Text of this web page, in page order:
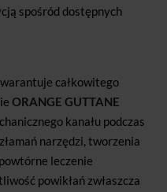
spośród dostępnych
całkowitego
ORANGE GUTTANE
kanału podczas
narzędzi, tworzenia
leczenie
powikłań zwłaszcza